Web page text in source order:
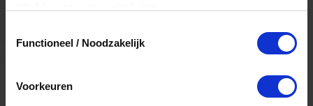
Functioneel / Noodzakelijk
Voorkeuren